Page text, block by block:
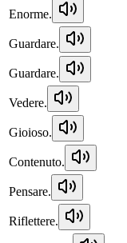
Enorme.
Guardare.
Guardare.
Vedere.
Gioioso.
Contenuto.
Pensare.
Riflettere.